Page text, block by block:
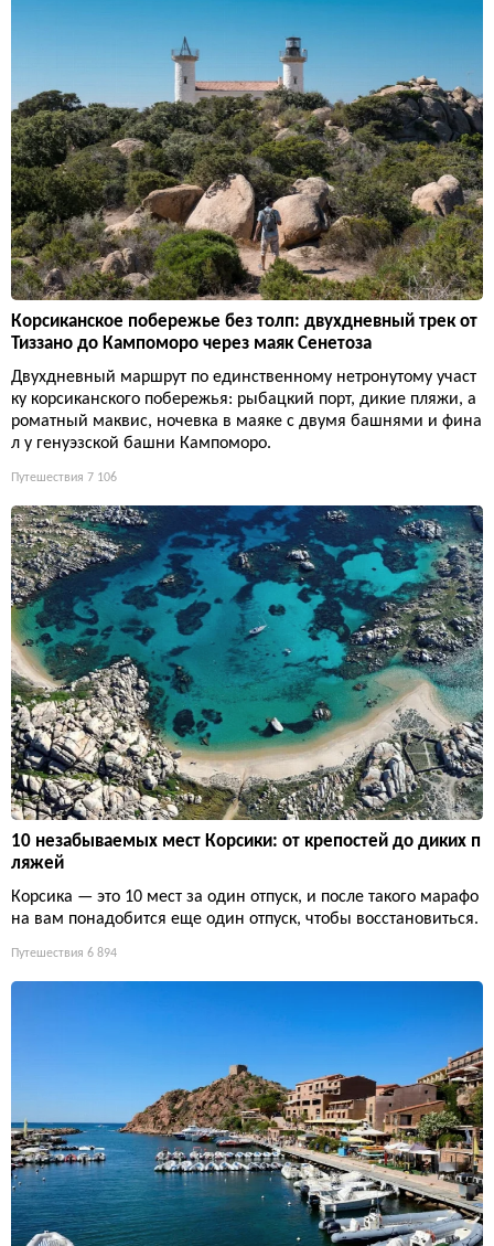
Корсиканское побережье без толп: двухдневный трек от
Тиззано до Кампоморо через маяк Сенетоза
Двухдневный маршрут по единственному нетронутому участ
ку корсиканского побережья: рыбацкий порт, дикие пляжи, а
роматный маквис, ночевка в маяке с двумя башнями и фина
л у генуэзской башни Кампоморо.
Путешествия 7 106
10 незабываемых мест Корсики: от крепостей до диких п
ляжей
Корсика — это 10 мест за один отпуск, и после такого марафо
на вам понадобится еще один отпуск, чтобы восстановиться.
Путешествия 6 894